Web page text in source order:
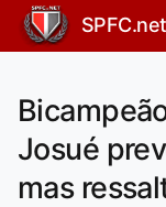
SPFC.net
Josué
mas